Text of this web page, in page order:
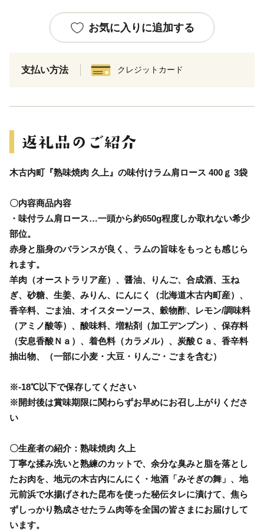
お気に入りに追加する
支払い方法 クレジットカード
木古内町『熟味焼肉 久上』の味付けラム肩ロース 400ｇ 3袋
〇内容商品内容
・味付ラム肩ロース…一頭から約650g程度しか取れない希少
部位。
赤身と脂身のバランスが良く、ラムの旨味をもっとも感じら
れます。
羊肉（オーストラリア産）、醤油、りんご、合成酒、玉ね
ぎ、砂糖、生姜、みりん、にんにく（北海道木古内町産）、
香辛料、ごま油、オイスターソース、穀物酢、レモン/調味料
（アミノ酸等）、酸味料、増粘剤（加工デンプン）、保存料
（安息香酸Ｎａ）、着色料（カラメル）、炭酸Ｃａ、香辛料
抽出物、（一部に小麦・大豆・りんご・ごまを含む）
※-18℃以下で保存してください
※開封後は賞味期限に関わらずお早めにお召し上がりくださ
い
〇生産者の紹介：熟味焼肉 久上
丁寧な揉み洗いと熟練のカットで、余分な臭みと脂を落とし
たお肉を、地元の木古内にんにく・地酒「みそぎの舞」、地
元前浜で水揚げされた昆布を使った秘伝タレに漬けて、焦ら
ずしっかり熟成させたラム肉等を全国の皆さまにお届けして
います。